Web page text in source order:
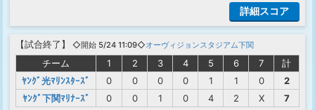
詳細スコア
【試合終了 】 ◇開始 5/24 11:09◇オーヴィジョンスタジアム下関
チーム 1 2 3 4 5 6 7
計
ﾔﾝｸﾞ光ﾏﾘﾝｽﾀｰｽﾞ
0 0 0 0 1 1 0
2
ﾔﾝｸﾞ下関ﾏﾘﾅｰｽﾞ
0 0 1 0 4 2 X
7